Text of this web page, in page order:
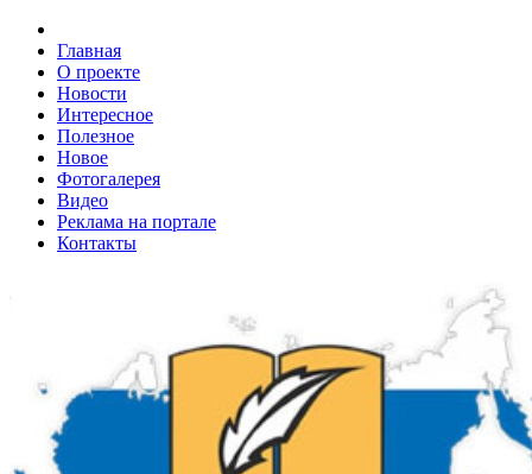
Главная
О проекте
Новости
Интересное
Полезное
Новое
Фотогалерея
Видео
Реклама на портале
Контакты